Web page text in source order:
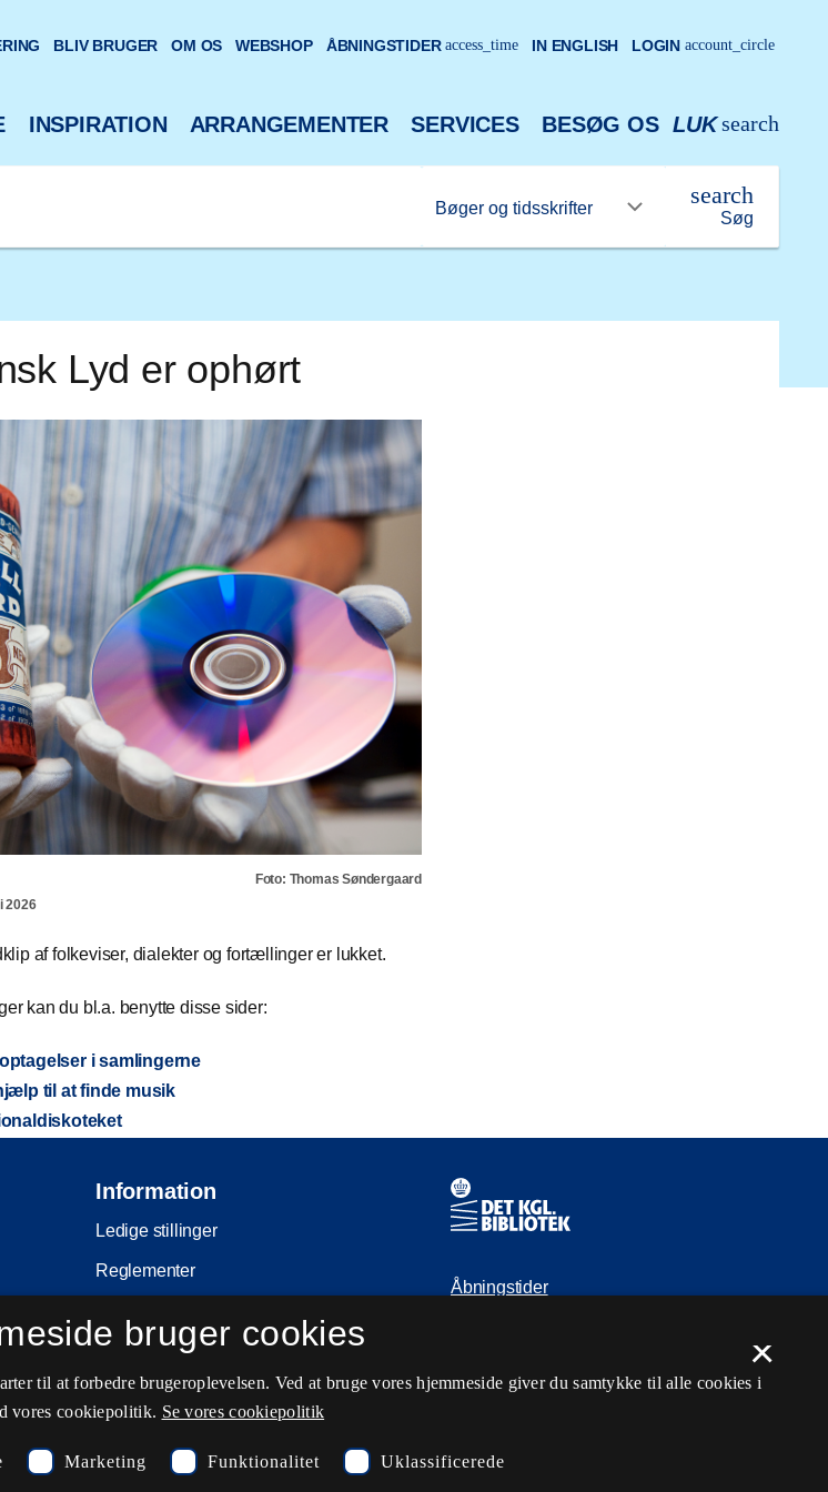
INSPIRATION ARRANGEMENTER SERVICES BESØG OS search
LUK
Søg
search
BLIV BRUGER OM OS WEBSHOP ÅBNINGSTIDER access_time IN ENGLISH LOGIN account_circle
Lyd er ophørt
Foto: Thomas Søndergaard
2026
af folkeviser, dialekter og fortællinger er lukket.
kan du bl.a. benytte disse sider:
i samlingerne
til at finde musik
Information
Ledige stillinger
Reglementer
Privatlivs- og persondatapolitik
Tilgængelighedserklæring
Cookieindstillinger
Kontaktinformationer
Åbningstider
×
bruger cookies
til at forbedre brugeroplevelsen. Ved at bruge vores hjemmeside giver du samtykke til alle cookies i
vores cookiepolitik. Se vores cookiepolitik
Marketing Funktionalitet Uklassificerede